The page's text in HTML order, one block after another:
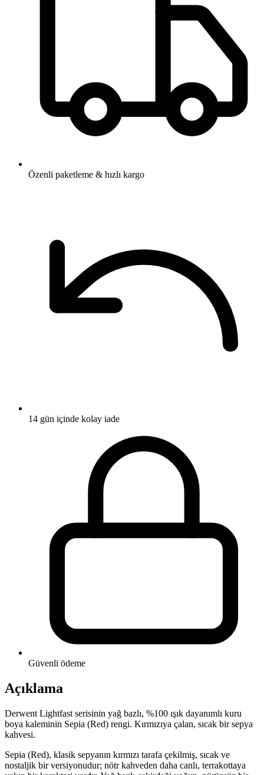
Özenli paketleme & hızlı kargo
14 gün içinde kolay iade
Güvenli ödeme
Açıklama
Derwent Lightfast serisinin yağ bazlı, %100 ışık dayanımlı kuru
boya kaleminin Sepia (Red) rengi. Kırmızıya çalan, sıcak bir sepya
kahvesi.
Sepia (Red), klasik sepyanın kırmızı tarafa çekilmiş, sıcak ve
nostaljik bir versiyonudur; nötr kahveden daha canlı, terrakottaya